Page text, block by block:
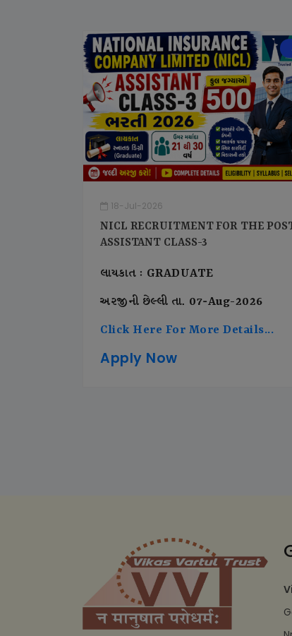
18-Jul-2026
NICL RECRUITMENT FOR THE
ASSISTANT CLASS-3
લાયકાત : GRADUATE
અરજીની છેલ્લી તા. 07-Aug-2026
Click Here For More Details...
Apply Now